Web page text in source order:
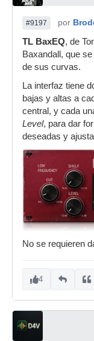
#9197 por
TL BaxEQ, de
Baxandall, que
de sus curvas.
La interfaz tiene
bajas y altas a
central, y cada
Level, para dar
deseadas y
No se requieren
4